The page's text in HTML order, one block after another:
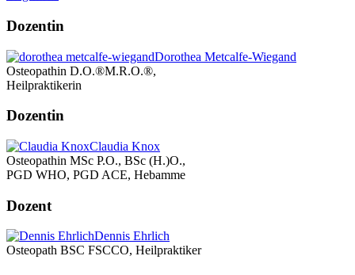
Dozentin
Dorothea Metcalfe-Wiegand
Osteopathin D.O.®M.R.O.®,
Heilpraktikerin
Dozentin
Claudia Knox
Osteopathin MSc P.O., BSc (H.)O.,
PGD WHO, PGD ACE, Hebamme
Dozent
Dennis Ehrlich
Osteopath BSC FSCCO, Heilpraktiker